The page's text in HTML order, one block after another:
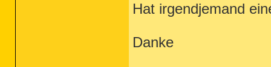
Hat irgendjemand
Danke